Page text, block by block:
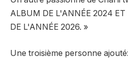
ALBUM DE L'ANNÉE 2024
DE L'ANNÉE 2026. »
Une troisième personne ajouté